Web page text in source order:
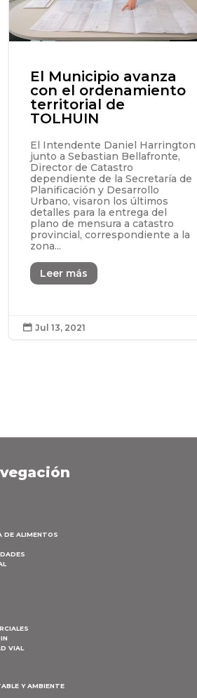
El Municipio avanza
con el ordenamiento
territorial de
TOLHUIN
El Intendente Daniel Harrington
junto a Sebastian Bellafronte,
Director de Catastro
dependiente de la Secretaría de
Planificación y Desarrollo
Urbano, visaron los últimos
detalles para la entrega del
plano de mensura a catastro
provincial, correspondiente a la
zona...
Leer más
 Jul 13, 2021
DE ALIMENTOS
VIAL
Y AMBIENTE